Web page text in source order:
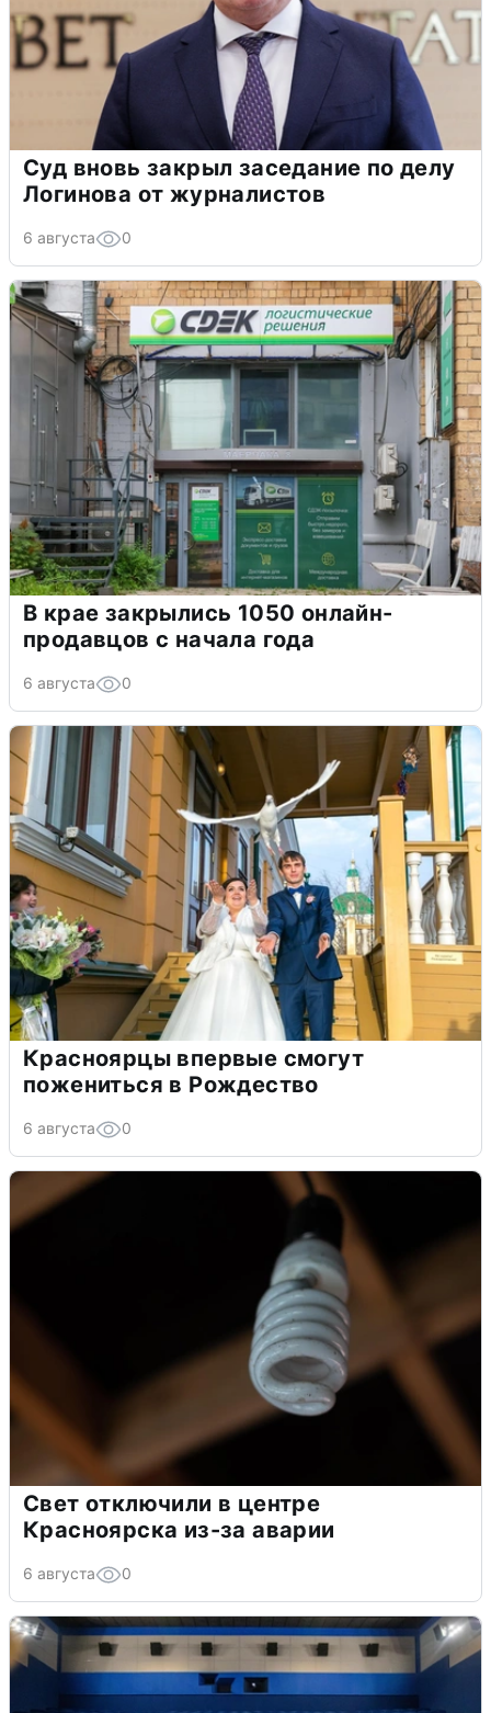
Суд вновь закрыл заседание по делу
Логинова от журналистов
6 августа 0
В крае закрылись 1050 онлайн-
продавцов с начала года
6 августа 0
Красноярцы впервые смогут
пожениться в Рождество
6 августа 0
Свет отключили в центре
Красноярска из-за аварии
6 августа 0